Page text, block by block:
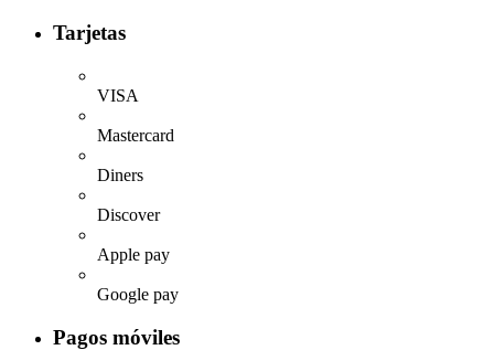
Tarjetas
VISA
Mastercard
Diners
Discover
Apple pay
Google pay
Pagos móviles